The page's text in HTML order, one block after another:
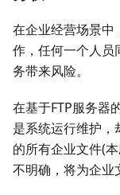
在企业经营场景中
作，任何⼀个⼈员
务带来风险。
在基于FTP服务器
是系统运行维护
的所有企业文件(
不明确，将为企业